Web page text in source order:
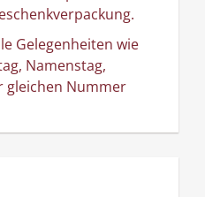
Gelegenheiten wie
Namenstag,
gleichen Nummer